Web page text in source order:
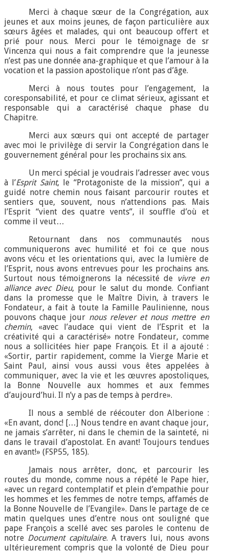
Merci à chaque sœur de la Congrégation, aux
jeunes et aux moins jeunes, de façon particulière aux
sœurs âgées et malades, qui ont beaucoup offert et
prié pour nous. Merci pour le témoignage de sr
Vincenza qui nous a fait comprendre que la jeunesse
n’est pas une donnée ana-graphique et que l’amour à la
vocation et la passion apostolique n’ont pas d’âge.
Merci à nous toutes pour l’engagement, la
coresponsabilité, et pour ce climat sérieux, agissant et
responsable qui a caractérisé chaque phase du
Chapitre.
Merci aux sœurs qui ont accepté de partager
avec moi le privilège di servir la Congrégation dans le
gouvernement général pour les prochains six ans.
Un merci spécial je voudrais l’adresser avec vous
à l’Esprit Saint, le “Protagoniste de la mission”, qui a
guidé notre chemin nous faisant parcourir routes et
sentiers que, souvent, nous n’attendions pas. Mais
l’Esprit “vient des quatre vents”, il souffle d’où et
comme il veut…
Retournant dans nos communautés nous
communiquerons avec humilité et foi ce que nous
avons vécu et les orientations qui, avec la lumière de
l’Esprit, nous avons entrevues pour les prochains ans.
Surtout nous témoignerons la nécessité de vivre en
alliance avec Dieu, pour le salut du monde. Confiant
dans la promesse que le Maître Divin, à travers le
Fondateur, a fait à toute la Famille Paulinienne, nous
pouvons chaque jour nous relever et nous mettre en
chemin, «avec l’audace qui vient de l’Esprit et la
créativité qui a caractérisé» notre Fondateur, comme
nous a sollicitées hier pape François. Et il a ajouté :
«Sortir, partir rapidement, comme la Vierge Marie et
Saint Paul, ainsi vous aussi vous êtes appelées à
communiquer, avec la vie et les œuvres apostoliques,
la Bonne Nouvelle aux hommes et aux femmes
d’aujourd’hui. Il n’y a pas de temps à perdre».
Il nous a semblé de réécouter don Alberione :
«En avant, donc! […] Nous tendre en avant chaque jour,
ne jamais s’arrêter, ni dans le chemin de la sainteté, ni
dans le travail d’apostolat. En avant! Toujours tendues
en avant!» (FSP55, 185).
Jamais nous arrêter, donc, et parcourir les
routes du monde, comme nous a répété le Pape hier,
«avec un regard contemplatif et plein d’empathie pour
les hommes et les femmes de notre temps, affamés de
la Bonne Nouvelle de l’Evangile». Dans le partage de ce
matin quelques unes d’entre nous ont souligné que
pape François a scellé avec ses paroles le contenu de
notre Document capitulaire. A travers lui, nous avons
ultérieurement compris que la volonté de Dieu pour